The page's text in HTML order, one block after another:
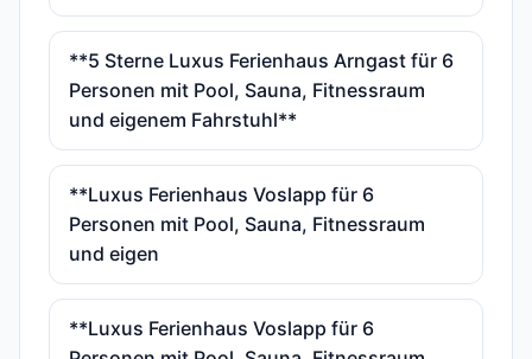
**5 Sterne Luxus Ferienhaus Arngast für 6
Personen mit Pool, Sauna, Fitnessraum
und eigenem Fahrstuhl**
**Luxus Ferienhaus Voslapp für 6
Personen mit Pool, Sauna, Fitnessraum
und eigen
**Luxus Ferienhaus Voslapp für 6